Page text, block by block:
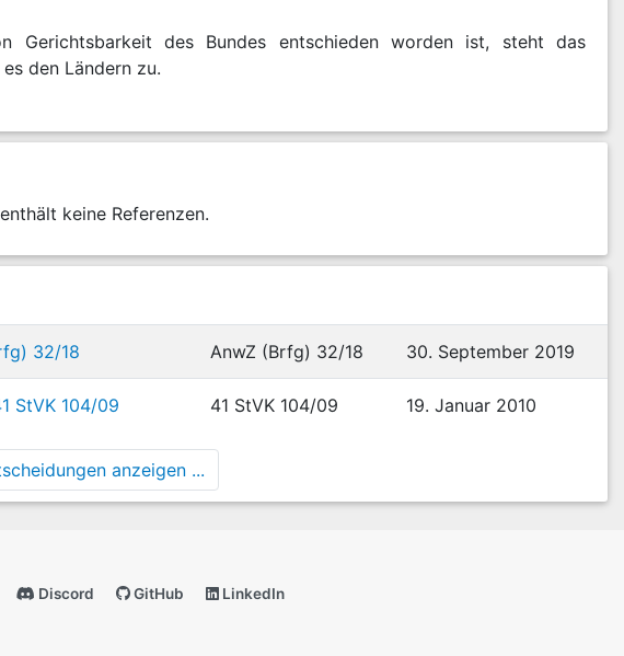
Gerichtsbarkeit des Bundes entschieden worden ist, steht das
den Ländern zu.
keine Referenzen.
32/18 AnwZ (Brfg) 32/18 30. September 2019
StVK 104/09 41 StVK 104/09 19. Januar 2010
anzeigen ...
Discord GitHub LinkedIn